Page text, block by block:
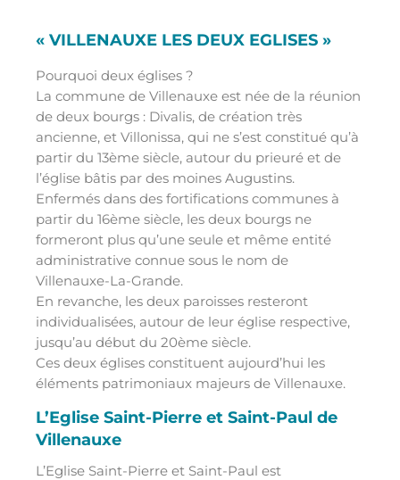
« VILLENAUXE LES DEUX EGLISES »
Pourquoi deux églises ?
La commune de Villenauxe est née de la réunion
de deux bourgs : Divalis, de création très
ancienne, et Villonissa, qui ne s’est constitué qu’à
partir du 13ème siècle, autour du prieuré et de
l’église bâtis par des moines Augustins.
Enfermés dans des fortifications communes à
partir du 16ème siècle, les deux bourgs ne
formeront plus qu’une seule et même entité
administrative connue sous le nom de
Villenauxe-La-Grande.
En revanche, les deux paroisses resteront
individualisées, autour de leur église respective,
jusqu’au début du 20ème siècle.
Ces deux églises constituent aujourd’hui les
éléments patrimoniaux majeurs de Villenauxe.
L’Eglise Saint-Pierre et Saint-Paul de
Villenauxe
L’Eglise Saint-Pierre et Saint-Paul est